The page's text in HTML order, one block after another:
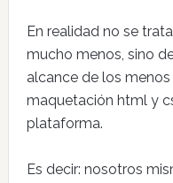
En realidad no se
mucho menos, sino
alcance de los
maquetación html y
plataforma.
Es decir: nosotros